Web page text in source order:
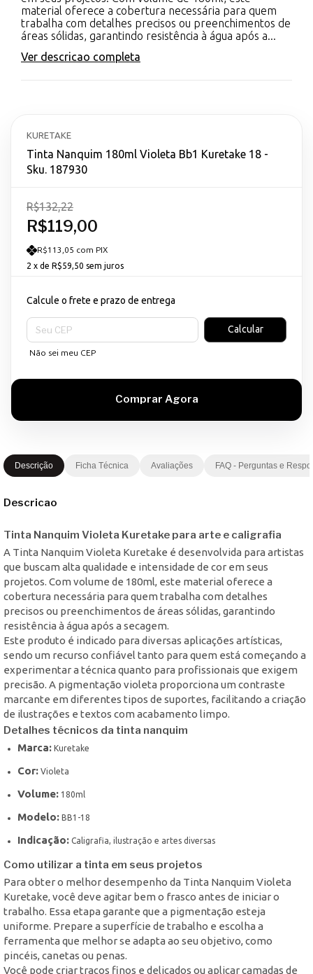
material oferece a cobertura necessária para quem
trabalha com detalhes precisos ou preenchimentos de
áreas sólidas, garantindo resistência à água após a...
Ver descricao completa
KURETAKE
Tinta Nanquim 180ml Violeta Bb1 Kuretake 18 -
Sku. 187930
R$119,00
R$132,22
R$113,05 com PIX
2 x de R$59,50 sem juros
Calcule o frete e prazo de entrega
Entregas para o CEP:
Calcular
Não sei meu CEP
Descrição Ficha Técnica Avaliações FAQ - Perguntas e
Descricao
Tinta Nanquim Violeta Kuretake para arte e caligrafia
A Tinta Nanquim Violeta Kuretake é desenvolvida para artistas
que buscam alta qualidade e intensidade de cor em seus
projetos. Com volume de 180ml, este material oferece a
cobertura necessária para quem trabalha com detalhes
precisos ou preenchimentos de áreas sólidas, garantindo
resistência à água após a secagem.
Este produto é indicado para diversas aplicações artísticas,
sendo um recurso confiável tanto para quem está começando a
experimentar a técnica quanto para profissionais que exigem
precisão. A pigmentação violeta proporciona um contraste
marcante em diferentes tipos de suportes, facilitando a criação
de ilustrações e textos com acabamento limpo.
Detalhes técnicos da tinta nanquim
Marca: Kuretake
Cor: Violeta
Volume: 180ml
Modelo: BB1-18
Indicação: Caligrafia, ilustração e artes diversas
Como utilizar a tinta em seus projetos
Para obter o melhor desempenho da Tinta Nanquim Violeta
Kuretake, você deve agitar bem o frasco antes de iniciar o
trabalho. Essa etapa garante que a pigmentação esteja
uniforme. Prepare a superfície de trabalho e escolha a
ferramenta que melhor se adapta ao seu objetivo, como
pincéis, canetas ou penas.
Você pode criar traços finos e delicados ou aplicar camadas de